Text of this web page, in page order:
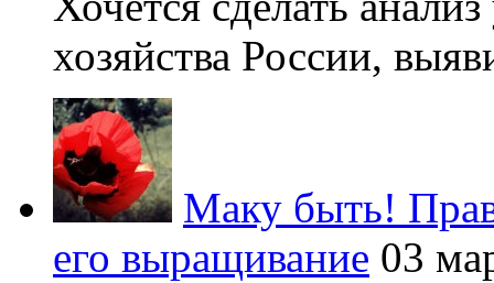
хозяйства России,
Маку быть!
его выращивание 03